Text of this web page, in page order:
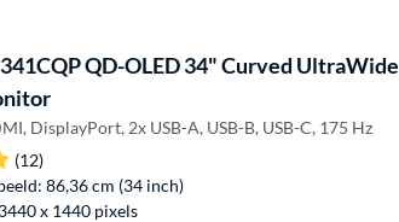
QD-OLED 34" Curved UltraWide
DisplayPort, 2x USB-A, USB-B, USB-C, 175 Hz
(12)
86,36 cm (34 inch)
x 1440 pixels